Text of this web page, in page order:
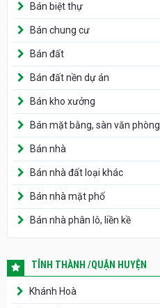
Bán biệt thự
Bán chung cư
Bán đất
Bán đất nền dự án
Bán kho xưởng
Bán mặt bằng, sàn văn phòng
Bán nhà
Bán nhà đất loại khác
Bán nhà mặt phố
Bán nhà phân lô, liền kề
TỈNH THÀNH /QUẬN HUYỆN
Khánh Hoà